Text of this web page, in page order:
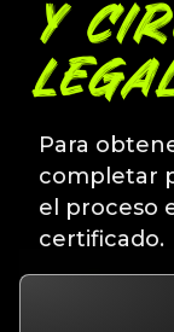
Y
Para
completar
el proceso
certificado.